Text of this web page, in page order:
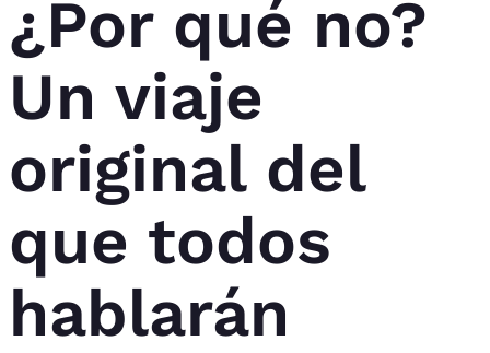
¿Por qué no?
Un viaje
original del
que todos
hablarán